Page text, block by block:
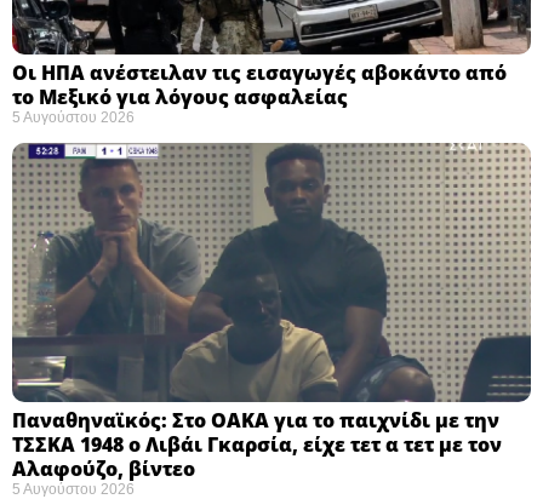
Οι ΗΠΑ ανέστειλαν τις εισαγωγές αβοκάντο από
το Μεξικό για λόγους ασφαλείας
5 Αυγούστου 2026
Παναθηναϊκός: Στο ΟΑΚΑ για το παιχνίδι με την
ΤΣΣΚΑ 1948 ο Λιβάι Γκαρσία, είχε τετ α τετ με τον
Αλαφούζο, βίντεο
5 Αυγούστου 2026